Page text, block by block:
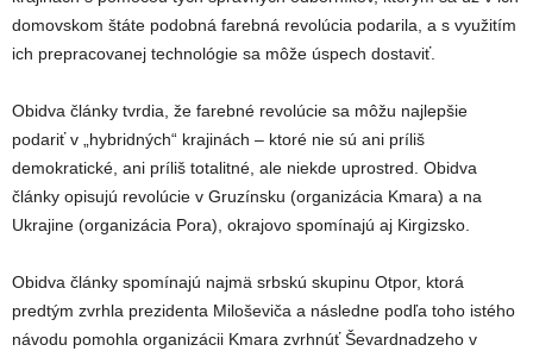
domovskom štáte podobná farebná revolúcia podarila, a s využitím
ich prepracovanej technológie sa môže úspech dostaviť.
Obidva články tvrdia, že farebné revolúcie sa môžu najlepšie
podariť v „hybridných“ krajinách – ktoré nie sú ani príliš
demokratické, ani príliš totalitné, ale niekde uprostred. Obidva
články opisujú revolúcie v Gruzínsku (organizácia Kmara) a na
Ukrajine (organizácia Pora), okrajovo spomínajú aj Kirgizsko.
Obidva články spomínajú najmä srbskú skupinu Otpor, ktorá
predtým zvrhla prezidenta Miloševiča a následne podľa toho istého
návodu pomohla organizácii Kmara zvrhnúť Ševardnadzeho v